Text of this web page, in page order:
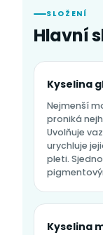
SLOŽENÍ
Hlavní
Kyselina
Nejmenší
proniká
Uvolňuje
urychluje
pleti.
Kyselina